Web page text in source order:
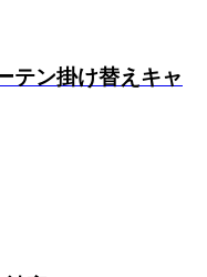
テン掛け替えキャ